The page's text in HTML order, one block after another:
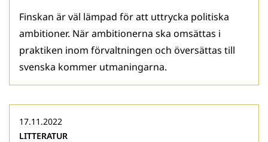
Finskan är väl lämpad för att uttrycka politiska
ambitioner. När ambitionerna ska omsättas i
praktiken inom förvaltningen och översättas till
svenska kommer utmaningarna.
17.11.2022
LITTERATUR